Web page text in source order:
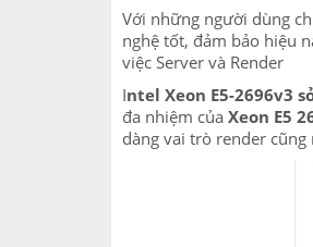
Với những người dùng
nghệ tốt, đảm bảo hiệu
việc Server và Render
Intel Xeon E5-2696v3
đa nhiệm của Xeon E5
dàng vai trò render